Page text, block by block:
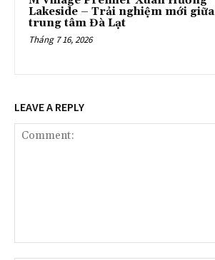
Lakeside – Trải nghiệm mới giữa
trung tâm Đà Lạt
Tháng 7 16, 2026
LEAVE A REPLY